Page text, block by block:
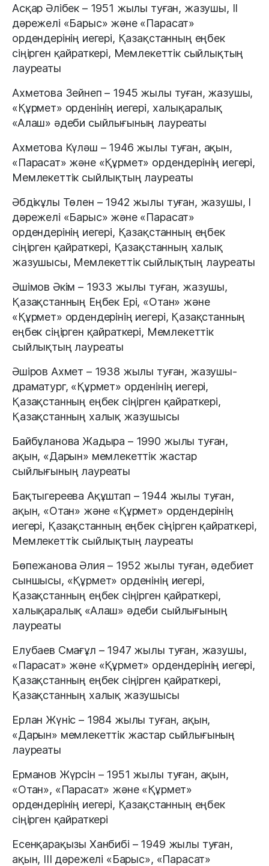
Асқар Әлібек – 1951 жылы туған, жазушы, II
дәрежелі «Барыс» және «Парасат»
ордендерінің иегері, Қазақстанның еңбек
сіңірген қайраткері, Мемлекеттік сыйлықтың
лауреаты
Ахметова Зейнеп – 1945 жылы туған, жазушы,
«Құрмет» орденінің иегері, халықаралық
«Алаш» әдеби сыйлығының лауреаты
Ахметова Күләш – 1946 жылы туған, ақын,
«Парасат» және «Құрмет» ордендерінің иегері,
Мемлекеттік сыйлықтың лауреаты
Әбдікұлы Төлен – 1942 жылы туған, жазушы, I
дәрежелі «Барыс» және «Парасат»
ордендерінің иегері, Қазақстанның еңбек
сіңірген қайраткері, Қазақстанның халық
жазушысы, Мемлекеттік сыйлықтың лауреаты
Әшімов Әкім – 1933 жылы туған, жазушы,
Қазақстанның Еңбек Ері, «Отан» және
«Құрмет» ордендерінің иегері, Қазақстанның
еңбек сіңірген қайраткері, Мемлекеттік
сыйлықтың лауреаты
Әшіров Ахмет – 1938 жылы туған, жазушы-
драматург, «Құрмет» орденінің иегері,
Қазақстанның еңбек сіңірген қайраткері,
Қазақстанның халық жазушысы
Байбұланова Жадыра – 1990 жылы туған,
ақын, «Дарын» мемлекеттік жастар
сыйлығының лауреаты
Бақтыгереева Ақұштап – 1944 жылы туған,
ақын, «Отан» және «Құрмет» ордендерінің
иегері, Қазақстанның еңбек сіңірген қайраткері,
Мемлекеттік сыйлықтың лауреаты
Бөпежанова Әлия – 1952 жылы туған, әдебиет
сыншысы, «Құрмет» орденінің иегері,
Қазақстанның еңбек сіңірген қайраткері,
халықаралық «Алаш» әдеби сыйлығының
лауреаты
Елубаев Смағұл – 1947 жылы туған, жазушы,
«Парасат» және «Құрмет» ордендерінің иегері,
Қазақстанның еңбек сіңірген қайраткері,
Қазақстанның халық жазушысы
Ерлан Жүніс – 1984 жылы туған, ақын,
«Дарын» мемлекеттік жастар сыйлығының
лауреаты
Ерманов Жүрсін – 1951 жылы туған, ақын,
«Отан», «Парасат» және «Құрмет»
ордендерінің иегері, Қазақстанның еңбек
сіңірген қайраткері
Есенқарақызы Ханбибі – 1949 жылы туған,
ақын, III дәрежелі «Барыс», «Парасат»